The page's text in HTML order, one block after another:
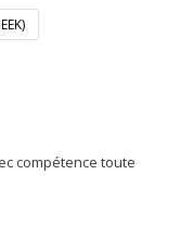
compétence toute